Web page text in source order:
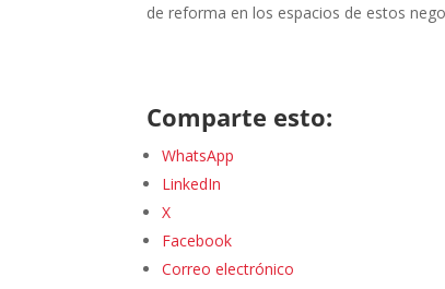
de reforma en los espacios de estos
Comparte esto:
WhatsApp
LinkedIn
X
Facebook
Correo electrónico